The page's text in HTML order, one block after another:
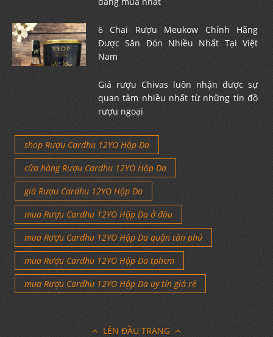
6 Chai Rượu Meukow Chính Hãng
Được Săn Đón Nhiều Nhất Tại Việt
Nam
Giá rượu Chivas luôn nhận được sự
quan tâm nhiều nhất từ những tín đồ
rượu ngoại
shop Rượu Cardhu 12YO Hộp Da
cửa hàng Rượu Cardhu 12YO Hộp Da
giá Rượu Cardhu 12YO Hộp Da
mua Rượu Cardhu 12YO Hộp Da ở đâu
mua Rượu Cardhu 12YO Hộp Da quận tân phú
mua Rượu Cardhu 12YO Hộp Da tphcm
mua Rượu Cardhu 12YO Hộp Da uy tín giá rẻ
LÊN ĐẦU TRANG